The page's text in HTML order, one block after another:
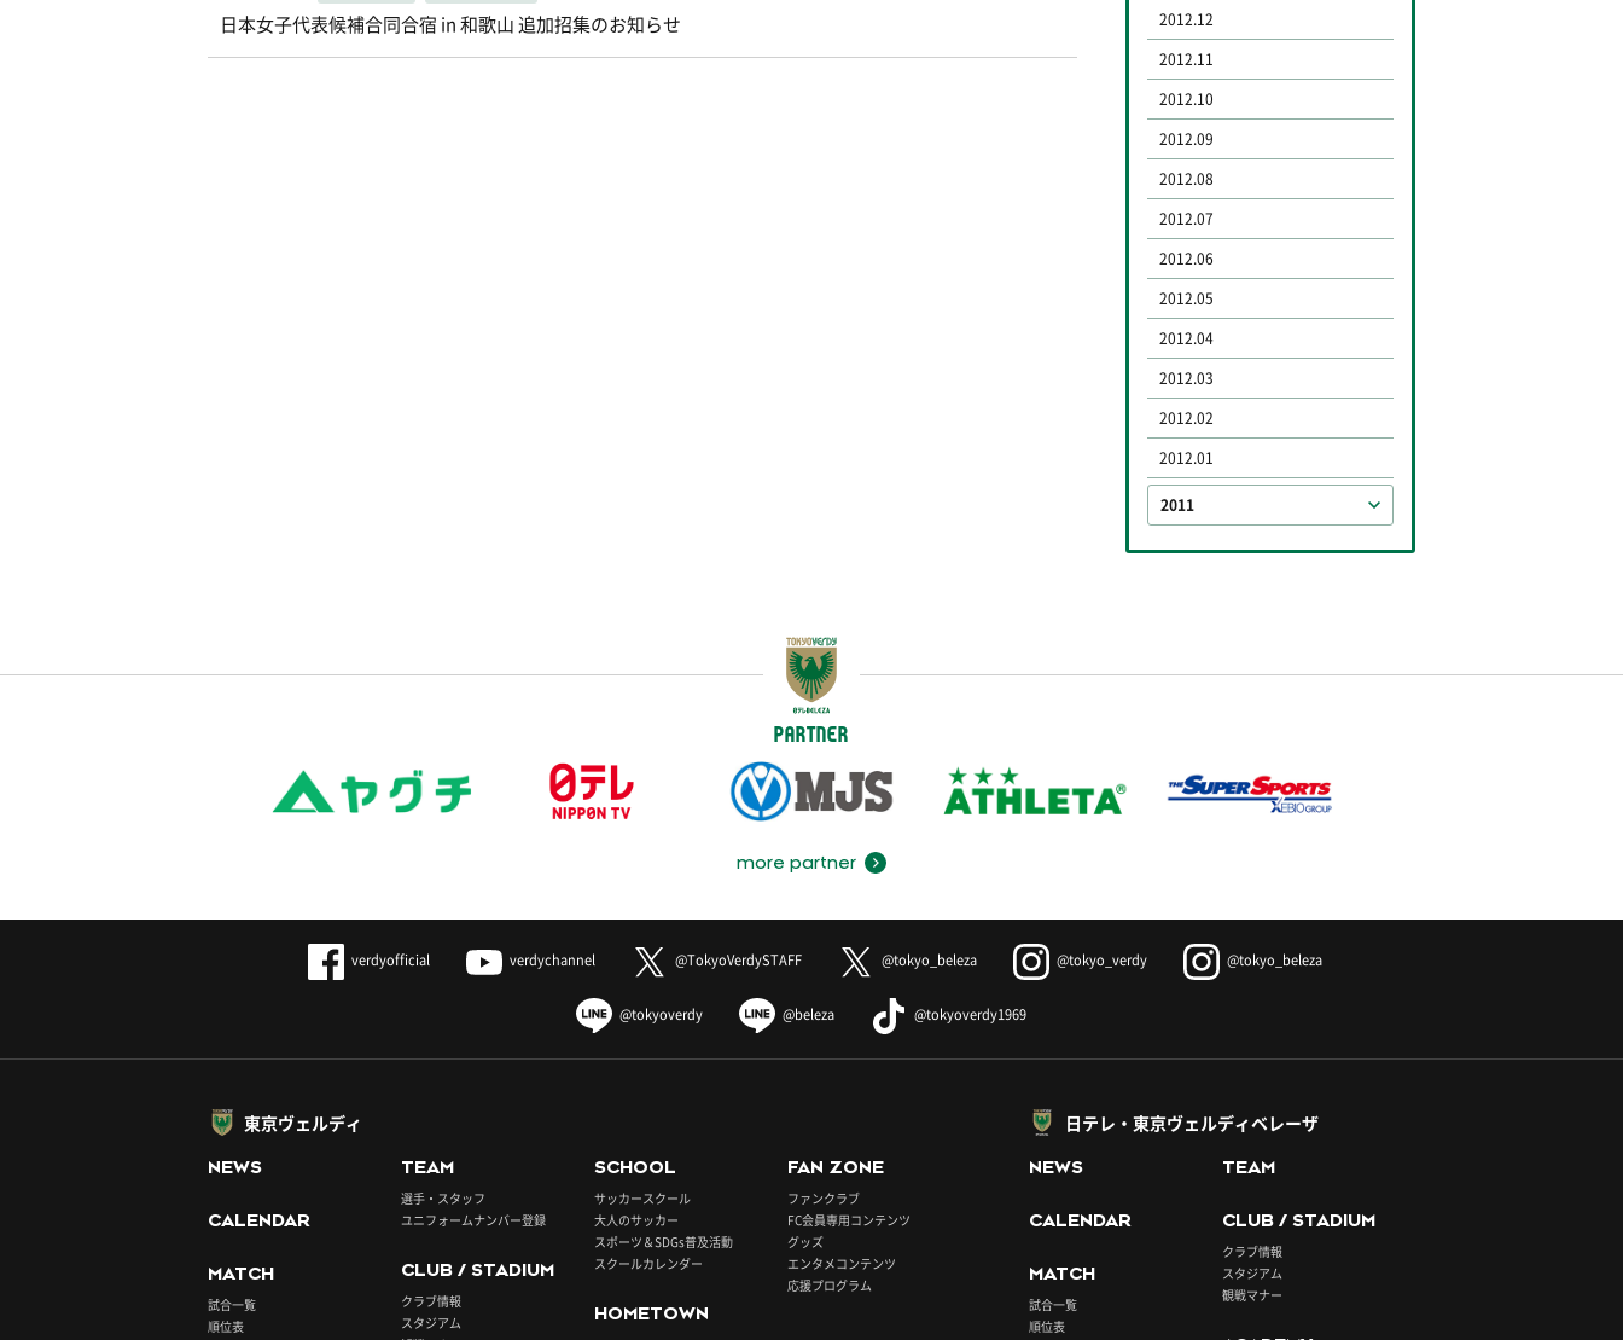
日本女子代表候補合同合宿 in 和歌山 追加招集のお知らせ
2012.12
2012.11
2012.10
2012.09
2012.08
2012.07
2012.06
2012.05
2012.04
2012.03
2012.02
2012.01
2011
PARTNER
more partner
verdyofficial verdychannel @TokyoVerdySTAFF @tokyo_beleza @tokyo_verdy @tokyo_beleza
@tokyoverdy @beleza @tokyoverdy1969
東京ヴェルディ
NEWS
CALENDAR
MATCH
試合一覧
順位表
TEAM
選手・スタッフ
ユニフォームナンバー登録
CLUB / STADIUM
クラブ情報
スタジアム
SCHOOL
サッカースクール
大人のサッカー
スポーツ＆SDGs普及活動
スクールカレンダー
HOMETOWN
FAN ZONE
ファンクラブ
FC会員専用コンテンツ
グッズ
エンタメコンテンツ
応援プログラム
日テレ・東京ヴェルディベレーザ
NEWS
CALENDAR
MATCH
試合一覧
順位表
TEAM
CLUB / STADIUM
クラブ情報
スタジアム
観戦マナー